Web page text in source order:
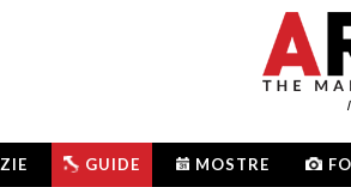
GUIDE MOSTRE